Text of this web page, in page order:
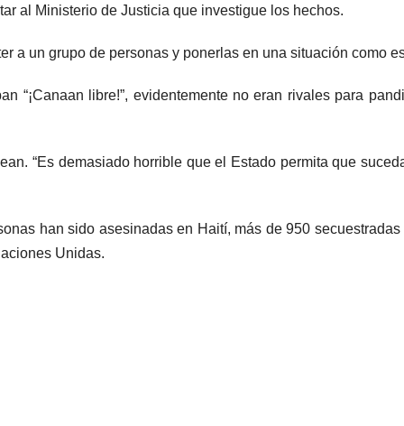
al Ministerio de Justicia que investigue los hechos.
a un grupo de personas y ponerlas en una situación como
“¡Canaan libre!”, evidentemente no eran rivales para
“Es demasiado horrible que el Estado permita que
han sido asesinadas en Haití, más de 950 secuestradas
Unidas.